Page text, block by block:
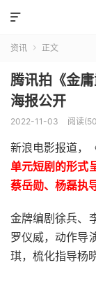

资讯  正文
腾讯拍《金庸
海报公开
2022-11-03 阅读
新浪电影报道，
单元短剧的形式
蔡岳勋、杨磊执
金牌编剧徐兵、
罗仪威，动作导
琪，梳化指导杨